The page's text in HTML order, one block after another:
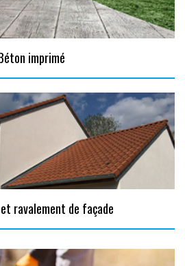
imprimé
ravalement de façade